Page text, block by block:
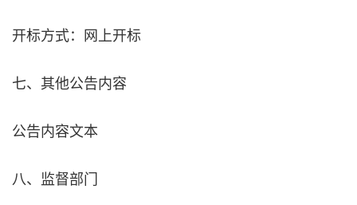
开标方式：网上开标
七、其他公告内容
公告内容文本
八、监督部门